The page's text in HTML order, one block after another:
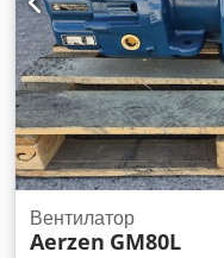
Вентилатор
Aerzen GM80L